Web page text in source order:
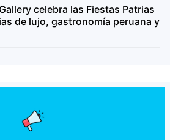
celebra las Fiestas Patrias
de lujo, gastronomía peruana y